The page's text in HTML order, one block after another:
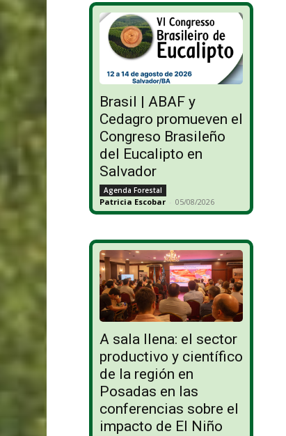
Brasil | ABAF y
Cedagro promueven el
Congreso Brasileño
del Eucalipto en
Salvador
Agenda Forestal
Patricia Escobar - 05/08/2026
A sala llena: el sector
productivo y científico
de la región en
Posadas en las
conferencias sobre el
impacto de El Niño